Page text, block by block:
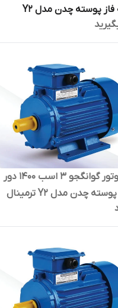
دور سه فاز پوسته چدن مدل Y2
الکتروموتور گوانگجو 3 اسب 1400 دور
سه فاز پوسته چدن مدل Y2 ترمینال